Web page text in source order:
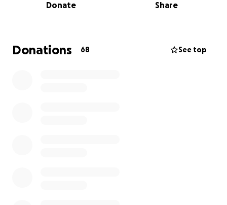
ganas de vivir. Quiero volver a trabajar con energía,
saludable. Este trasplante representa eso: vida,
libertad y esperanza.
Donate Share
Donations 68 See top